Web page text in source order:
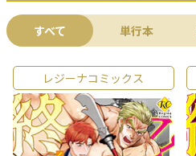
すべて 単行本
レジーナコミックス